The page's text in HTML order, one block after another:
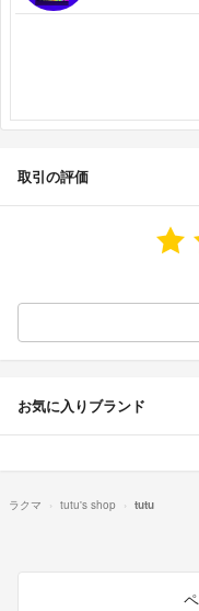
取引の評価
お気に入りブランド
ラクマ tutu's shop tutu